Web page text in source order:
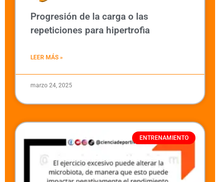
Progresión de la carga o las
repeticiones para hipertrofia
LEER MÁS »
marzo 24, 2025
ENTRENAMIENTO